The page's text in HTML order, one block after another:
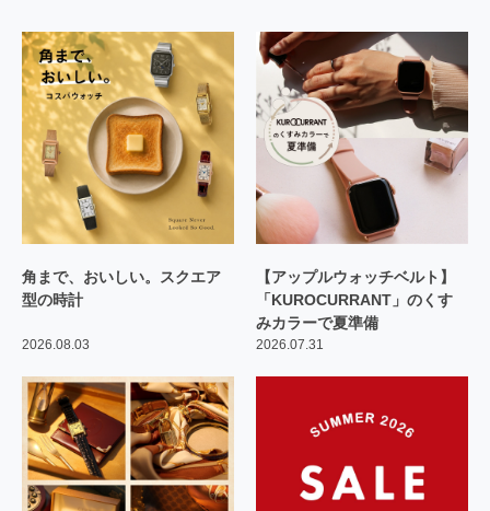
角まで、おいしい。スクエア
型の時計
2026.08.03
【アップルウォッチベルト】
「KUROCURRANT」のくす
みカラーで夏準備
2026.07.31